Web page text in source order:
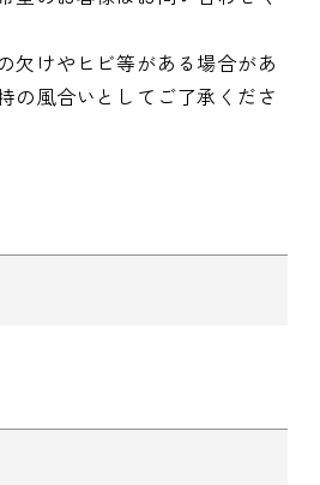
欠けやヒビ等がある場合があ
の風合いとしてご了承くださ